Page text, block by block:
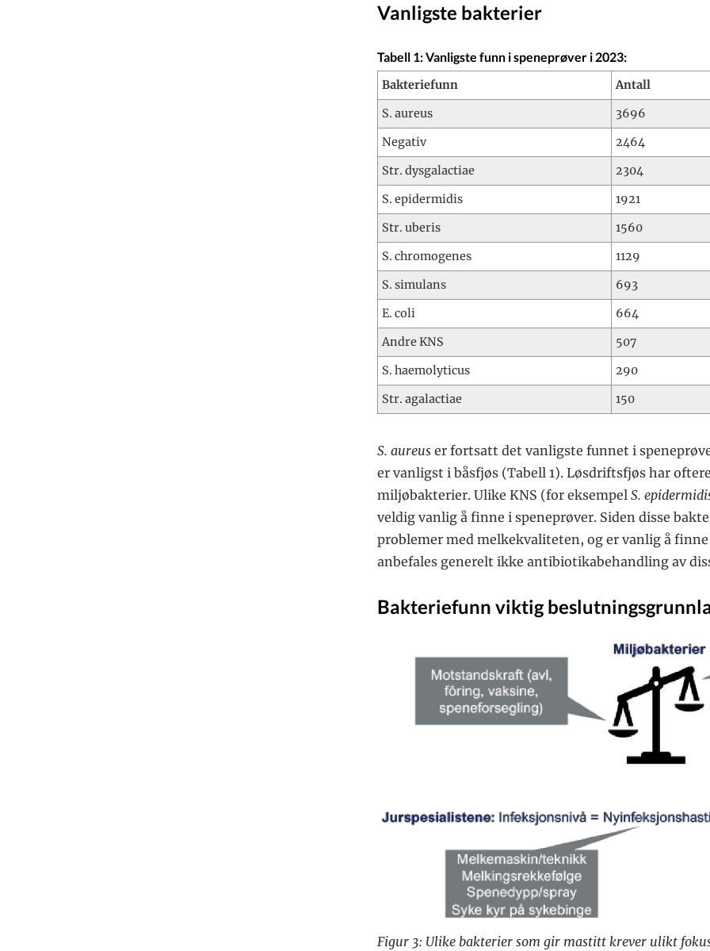
Vanligste bakterier
Tabell 1: Vanligste funn i speneprøver i 2023:
Bakteriefunn
Antall
S. aureus
3696
Negativ
2464
Str. dysgalactiae
2304
S. epidermidis
1921
Str. uberis
1560
S. chromogenes
1129
S. simulans
693
E. coli
664
Andre KNS
507
S. haemolyticus
290
Str. agalactiae
150
S. aureus er fortsatt det vanligste funnet i
er vanligst i båsfjøs (Tabell 1). Løsdriftsfjøs har
miljøbakterier. Ulike KNS (for eksempel S.
veldig vanlig å finne i speneprøver. Siden disse
problemer med melkekvaliteten, og er vanlig å
anbefales generelt ikke antibiotikabehandling av
Bakteriefunn viktig
Figur 3: Ulike bakterier som gir mastitt krever ulikt